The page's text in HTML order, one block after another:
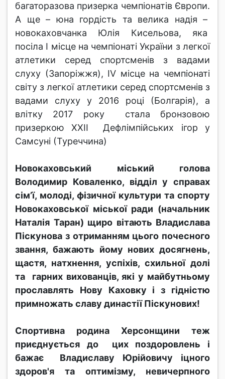
багаторазова призерка чемпіонатів Європи.
А ще – юна гордість та велика надія –
новокаховчанка Юлія Кисельова, яка
посіла І місце на чемпіонаті України з легкої
атлетики серед спортсменів з вадами
слуху (Запоріжжя), IV місце на чемпіонаті
світу з легкої атлетики серед спортсменів з
вадами слуху у 2016 році (Болгарія), а
влітку 2017 року стала бронзовою
призеркою ХХІІ Дефлімпійських ігор у
Самсуні (Туреччина)
Новокаховський міський голова
Володимир Коваленко, відділ у справах
сім’ї, молоді, фізичної культури та спорту
Новокаховської міської ради (начальник
Наталія Таран) щиро вітають Владислава
Піскунова з отриманням цього почесного
звання, бажають йому нових досягнень,
щастя, натхнення, успіхів, схильної долі
та гарних вихованців, які у майбутньому
прославлять Нову Каховку і з гідністю
примножать славу династії Піскунових!
Спортивна родина Херсонщини теж
приєднується до цих поздоровлень і
бажає Владиславу Юрійовичу іцного
здоров'я та оптимізму, невичерпного